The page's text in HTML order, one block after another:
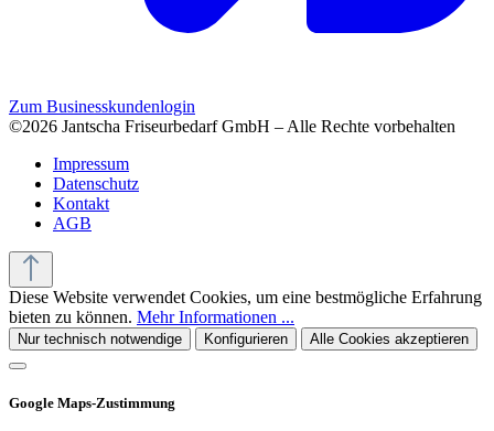
Zum Businesskundenlogin
©2026 Jantscha Friseurbedarf GmbH – Alle Rechte vorbehalten
Impressum
Datenschutz
Kontakt
AGB
Diese Website verwendet Cookies, um eine bestmögliche Erfahrung
bieten zu können. Mehr Informationen ...
Nur technisch notwendige Konfigurieren Alle Cookies akzeptieren
Google Maps-Zustimmung